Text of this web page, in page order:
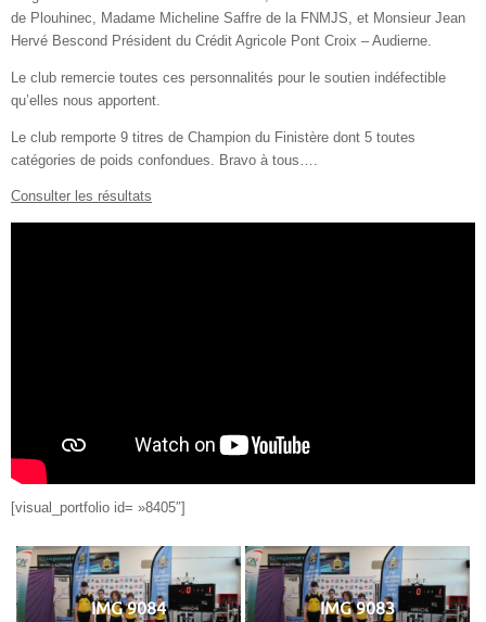
de Plouhinec, Madame Micheline Saffre de la FNMJS, et Monsieur Jean
Hervé Bescond Président du Crédit Agricole Pont Croix – Audierne.
Le club remercie toutes ces personnalités pour le soutien indéfectible
qu’elles nous apportent.
Le club remporte 9 titres de Champion du Finistère dont 5 toutes
catégories de poids confondues. Bravo à tous….
Consulter les résultats
[visual_portfolio id= »8405″]
IMG 9084 IMG 9083